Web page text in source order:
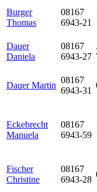
Burger
Thomas
08167
6943-21
Dauer
Daniela
08167
6943-27
Dauer Martin
08167
6943-31
Eckebrecht
Manuela
08167
6943-59
Fischer
Christine
08167
6943-28